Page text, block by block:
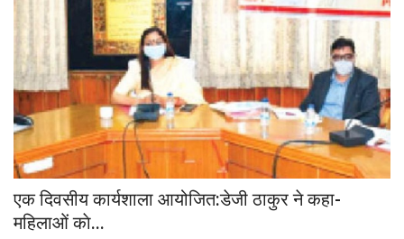
एक दिवसीय कार्यशाला आयोजित:डेजी ठाकुर ने कहा-
महिलाओं काे...